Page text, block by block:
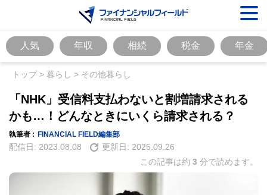
人気 年収 相続 税金 年金
トップ> 暮らし > その他暮らし
「NHK」受信料支払わないと割増請求される
かも…！どんなときにいくら請求される？
執筆者 : FINANCIAL FIELD編集部
配信日: 2023.08.08 更新日: 2025.09.26
この記事は約 3 分で読めます。